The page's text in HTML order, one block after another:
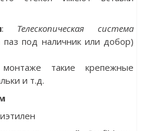
: Телескопическая система
под наличник или добор)
такие крепежные
и т.д.